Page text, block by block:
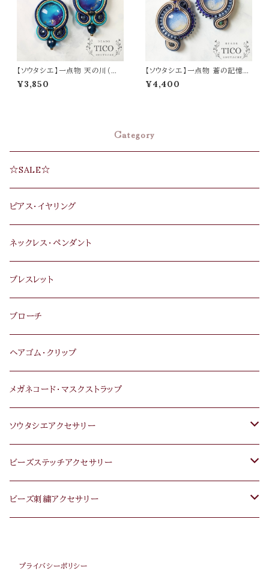
【ソウタシエ】一点物 天の川（ピ
アス/イヤリング）母の日 誕生日
プレゼント
¥3,850
【ソウタシエ】一点物 蒼の記憶
（ピアス/イヤリング）母の日 誕
生日 プレゼント
¥4,400
Category
☆SALE☆
ピアス･イヤリング
ネックレス･ペンダント
ブレスレット
ブローチ
ヘアゴム･クリップ
メガネコード･マスクストラップ
ソウタシエアクセサリー
ピアス･イヤリング
ネックレス･ペンダント
ビーズステッチアクセサリー
ピアス・イヤリング
ビーズ刺繍アクセサリー
プライバシーポリシー